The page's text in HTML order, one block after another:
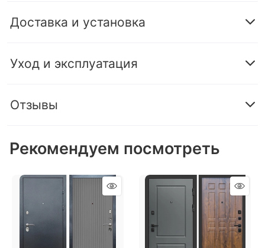
Доставка и установка
Уход и эксплуатация
Отзывы
Рекомендуем посмотреть